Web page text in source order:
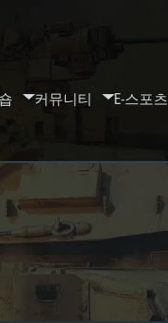
커뮤니티 E-스포츠